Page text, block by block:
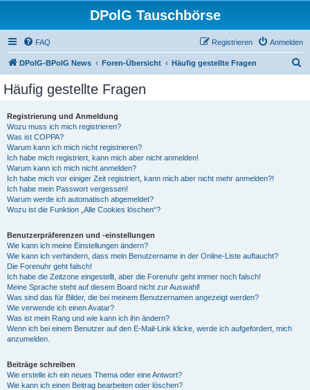
DPolG Tauschbörse
FAQ Anmelden
Registrieren
DPolG-BPolG News Foren-Übersicht Häufig gestellte Fragen
Häufig gestellte Fragen
Registrierung und Anmeldung
Wozu muss ich mich registrieren?
Was ist COPPA?
Warum kann ich mich nicht registrieren?
Ich habe mich registriert, kann mich aber nicht anmelden!
Warum kann ich mich nicht anmelden?
Ich habe mich vor einiger Zeit registriert, kann mich aber nicht mehr anmelden?!
Ich habe mein Passwort vergessen!
Warum werde ich automatisch abgemeldet?
Wozu ist die Funktion „Alle Cookies löschen“?
Benutzerpräferenzen und -einstellungen
Wie kann ich meine Einstellungen ändern?
Wie kann ich verhindern, dass mein Benutzername in der Online-Liste auftaucht?
Die Forenuhr geht falsch!
Ich habe die Zeitzone eingestellt, aber die Forenuhr geht immer noch falsch!
Meine Sprache steht auf diesem Board nicht zur Auswahl!
Was sind das für Bilder, die bei meinem Benutzernamen angezeigt werden?
Wie verwende ich einen Avatar?
Was ist mein Rang und wie kann ich ihn ändern?
Wenn ich bei einem Benutzer auf den E-Mail-Link klicke, werde ich aufgefordert, mich
anzumelden.
Beiträge schreiben
Wie erstelle ich ein neues Thema oder eine Antwort?
Wie kann ich einen Beitrag bearbeiten oder löschen?